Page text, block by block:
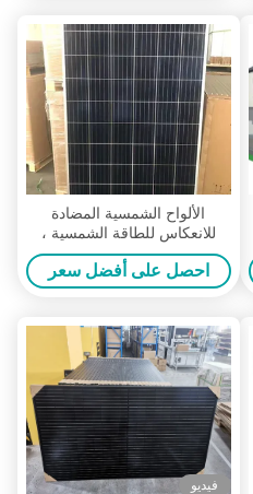
الألواح الشمسية المضادة
للانعكاس للطاقة الشمسية ،
وحدة الطاقة الشمسية
الكريستالات المربعة
احصل على أفضل سعر
فيديو